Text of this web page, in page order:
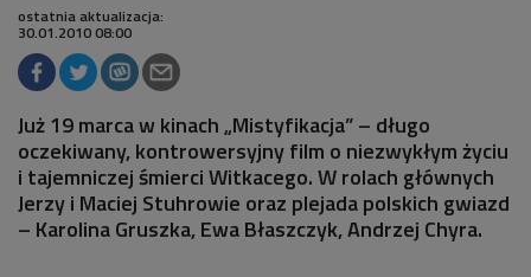
ostatnia aktualizacja:
30.01.2010 08:00
Już 19 marca w kinach „Mistyfikacja” – długo
oczekiwany, kontrowersyjny film o niezwykłym życiu
i tajemniczej śmierci Witkacego. W rolach głównych
Jerzy i Maciej Stuhrowie oraz plejada polskich gwiazd
– Karolina Gruszka, Ewa Błaszczyk, Andrzej Chyra.